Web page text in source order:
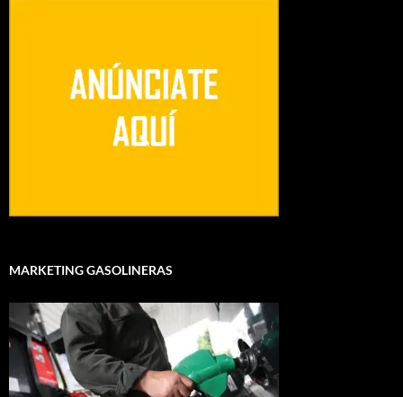
MARKETING GASOLINERAS